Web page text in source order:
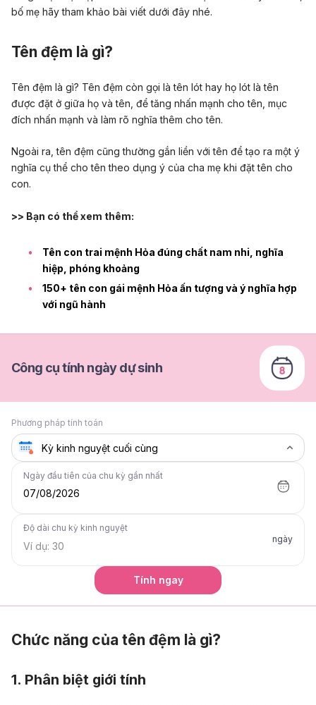
bố mẹ hãy tham khảo bài viết dưới đây nhé.
Tên đệm là gì?
Tên đệm là gì? Tên đệm còn gọi là tên lót hay họ lót là tên
được đặt ở giữa họ và tên, để tăng nhấn mạnh cho tên, mục
đích nhấn mạnh và làm rõ nghĩa thêm cho tên.
Ngoài ra, tên đệm cũng thường gắn liền với tên để tạo ra một ý
nghĩa cụ thể cho tên theo dụng ý của cha mẹ khi đặt tên cho
con.
>> Bạn có thể xem thêm:
Tên con trai mệnh Hỏa đúng chất nam nhi, nghĩa
hiệp, phóng khoảng
150+ tên con gái mệnh Hỏa ấn tượng và ý nghĩa hợp
với ngũ hành
Công cụ tính ngày dự sinh
Phương pháp tính toán
Ngày đầu tiên của chu kỳ gần nhất
07/08/2026
Độ dài chu kỳ kinh nguyệt
ngày
Tính ngay
Chức năng của tên đệm là gì?
1. Phân biệt giới tính